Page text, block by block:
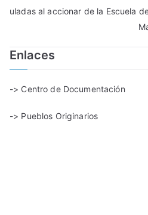
uladas al accionar de la Escuela
Enlaces
-> Centro de Documentación
-> Pueblos Originarios